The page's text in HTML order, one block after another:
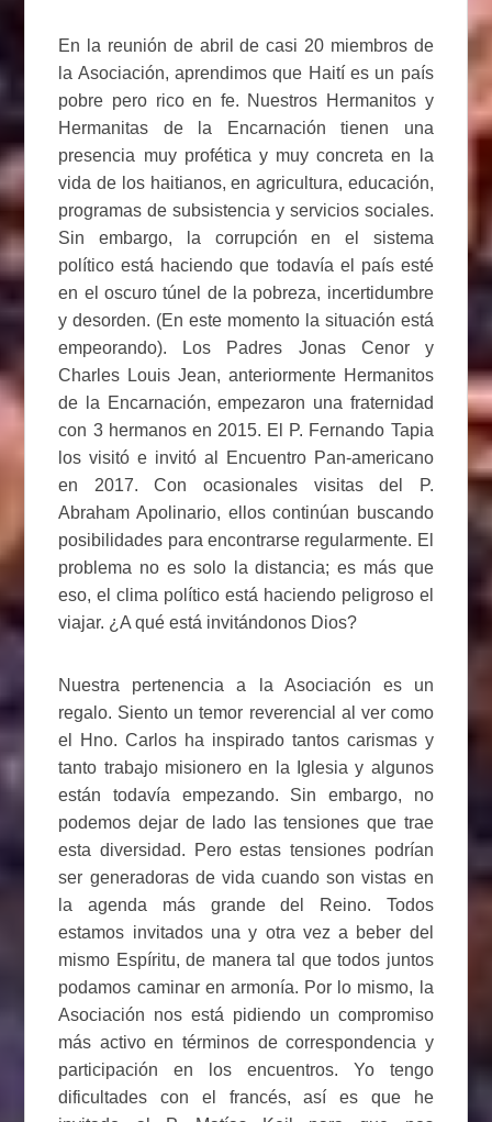
En la reunión de abril de casi 20 miembros de
la Asociación, aprendimos que Haití es un país
pobre pero rico en fe. Nuestros Hermanitos y
Hermanitas de la Encarnación tienen una
presencia muy profética y muy concreta en la
vida de los haitianos, en agricultura, educación,
programas de subsistencia y servicios sociales.
Sin embargo, la corrupción en el sistema
político está haciendo que todavía el país esté
en el oscuro túnel de la pobreza, incertidumbre
y desorden. (En este momento la situación está
empeorando). Los Padres Jonas Cenor y
Charles Louis Jean, anteriormente Hermanitos
de la Encarnación, empezaron una fraternidad
con 3 hermanos en 2015. El P. Fernando Tapia
los visitó e invitó al Encuentro Pan-americano
en 2017. Con ocasionales visitas del P.
Abraham Apolinario, ellos continúan buscando
posibilidades para encontrarse regularmente. El
problema no es solo la distancia; es más que
eso, el clima político está haciendo peligroso el
viajar. ¿A qué está invitándonos Dios?
Nuestra pertenencia a la Asociación es un
regalo. Siento un temor reverencial al ver como
el Hno. Carlos ha inspirado tantos carismas y
tanto trabajo misionero en la Iglesia y algunos
están todavía empezando. Sin embargo, no
podemos dejar de lado las tensiones que trae
esta diversidad. Pero estas tensiones podrían
ser generadoras de vida cuando son vistas en
la agenda más grande del Reino. Todos
estamos invitados una y otra vez a beber del
mismo Espíritu, de manera tal que todos juntos
podamos caminar en armonía. Por lo mismo, la
Asociación nos está pidiendo un compromiso
más activo en términos de correspondencia y
participación en los encuentros. Yo tengo
dificultades con el francés, así es que he